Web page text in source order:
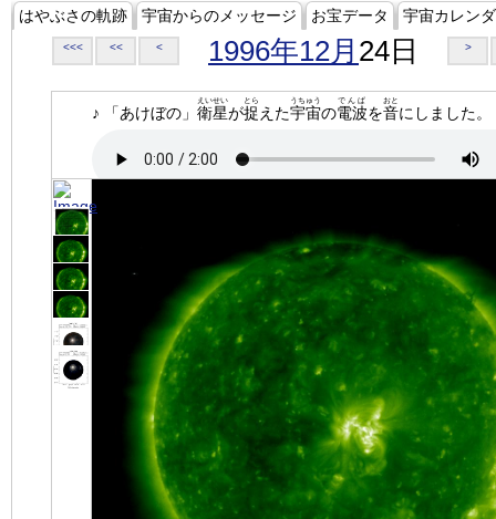
はやぶさの軌跡 宇宙からのメッセージ お宝データ 宇宙カレン
<<< << < 1996年12月 24日 >
♪ 「あけぼの」 衛星
えいせい
が捉
とら
えた宇宙
うちゅう
の電波
でんぱ
を音
おと
にしました。